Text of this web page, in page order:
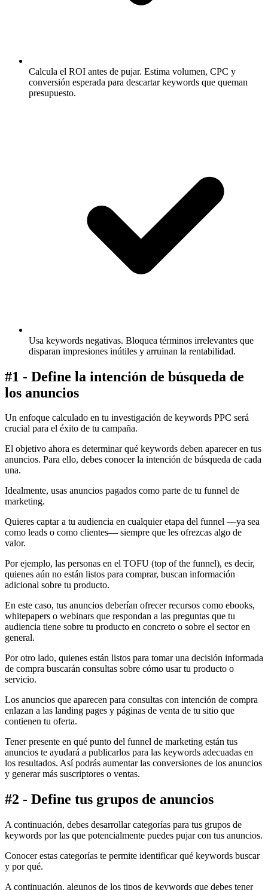
Calcula el ROI antes de pujar. Estima volumen, CPC y
conversión esperada para descartar keywords que queman
presupuesto.
Usa keywords negativas. Bloquea términos irrelevantes que
disparan impresiones inútiles y arruinan la rentabilidad.
#1 - Define la intención de búsqueda de
los anuncios
Un enfoque calculado en tu investigación de keywords PPC será
crucial para el éxito de tu campaña.
El objetivo ahora es determinar qué keywords deben aparecer en tus
anuncios. Para ello, debes conocer la intención de búsqueda de cada
una.
Idealmente, usas anuncios pagados como parte de tu funnel de
marketing.
Quieres captar a tu audiencia en cualquier etapa del funnel —ya sea
como leads o como clientes— siempre que les ofrezcas algo de
valor.
Por ejemplo, las personas en el TOFU (top of the funnel), es decir,
quienes aún no están listos para comprar, buscan información
adicional sobre tu producto.
En este caso, tus anuncios deberían ofrecer recursos como ebooks,
whitepapers o webinars que respondan a las preguntas que tu
audiencia tiene sobre tu producto en concreto o sobre el sector en
general.
Por otro lado, quienes están listos para tomar una decisión informada
de compra buscarán consultas sobre cómo usar tu producto o
servicio.
Los anuncios que aparecen para consultas con intención de compra
enlazan a las landing pages y páginas de venta de tu sitio que
contienen tu oferta.
Tener presente en qué punto del funnel de marketing están tus
anuncios te ayudará a publicarlos para las keywords adecuadas en
los resultados. Así podrás aumentar las conversiones de los anuncios
y generar más suscriptores o ventas.
#2 - Define tus grupos de anuncios
A continuación, debes desarrollar categorías para tus grupos de
keywords por las que potencialmente puedes pujar con tus anuncios.
Conocer estas categorías te permite identificar qué keywords buscar
y por qué.
A continuación, algunos de los tipos de keywords que debes tener